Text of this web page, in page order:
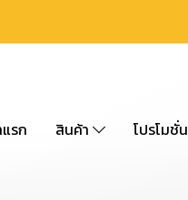
รก สินค้า โปรโมชั่น